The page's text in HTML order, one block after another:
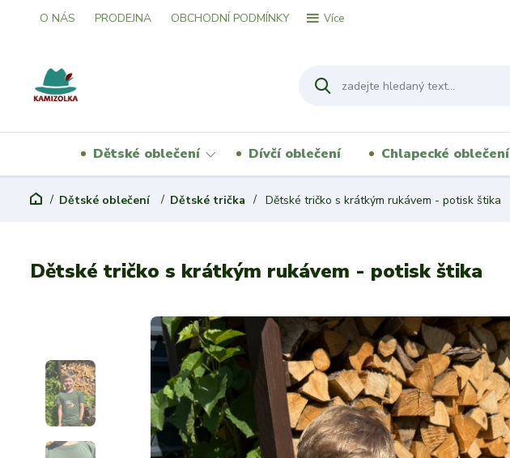
O NÁS PRODEJNA OBCHODNÍ PODMÍNKY Více
Dětské oblečení Dívčí oblečení Chlapecké oblečení
Dětské oblečení Dětské trička Dětské tričko s krátkým rukávem - potisk štika
Dětské tričko s krátkým rukávem - potisk štika